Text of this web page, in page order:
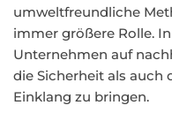
umweltfreundliche
immer größere Rolle.
Unternehmen auf
die Sicherheit als auch
Einklang zu bringen.